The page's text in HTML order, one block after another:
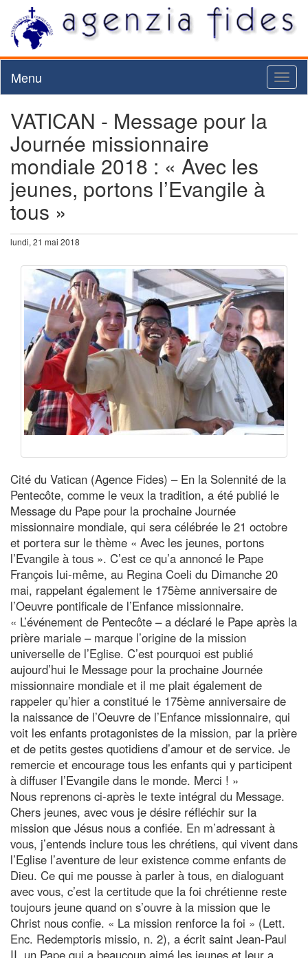
Menu
VATICAN - Message pour la
Journée missionnaire
mondiale 2018 : « Avec les
jeunes, portons l’Evangile à
tous »
lundi, 21 mai 2018
Cité du Vatican (Agence Fides) – En la Solennité de la
Pentecôte, comme le veux la tradition, a été publié le
Message du Pape pour la prochaine Journée
missionnaire mondiale, qui sera célébrée le 21 octobre
et portera sur le thème « Avec les jeunes, portons
l’Evangile à tous ». C’est ce qu’a annoncé le Pape
François lui-même, au Regina Coeli du Dimanche 20
mai, rappelant également le 175ème anniversaire de
l’Oeuvre pontificale de l’Enfance missionnaire.
« L’événement de Pentecôte – a déclaré le Pape après la
prière mariale – marque l’origine de la mission
universelle de l’Eglise. C’est pourquoi est publié
aujourd’hui le Message pour la prochaine Journée
missionnaire mondiale et il me plait également de
rappeler qu’hier a constitué le 175ème anniversaire de
la naissance de l’Oeuvre de l’Enfance missionnaire, qui
voit les enfants protagonistes de la mission, par la prière
et de petits gestes quotidiens d’amour et de service. Je
remercie et encourage tous les enfants qui y participent
à diffuser l’Evangile dans le monde. Merci ! »
Nous reprenons ci-après le texte intégral du Message.
Chers jeunes, avec vous je désire réfléchir sur la
mission que Jésus nous a confiée. En m’adressant à
vous, j’entends inclure tous les chrétiens, qui vivent dans
l’Eglise l’aventure de leur existence comme enfants de
Dieu. Ce qui me pousse à parler à tous, en dialoguant
avec vous, c’est la certitude que la foi chrétienne reste
toujours jeune quand on s’ouvre à la mission que le
Christ nous confie. « La mission renforce la foi » (Lett.
Enc. Redemptoris missio, n. 2), a écrit saint Jean-Paul
II, un Pape qui a beaucoup aimé les jeunes et leur a